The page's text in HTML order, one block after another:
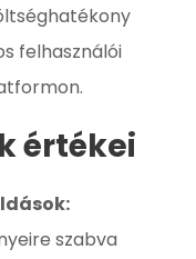
felhasználói
értékei
szabva